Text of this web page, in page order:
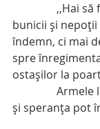
bunicii şi nepoţii
îndemn, ci mai
spre
ostaşilor la
şi speranţa pot